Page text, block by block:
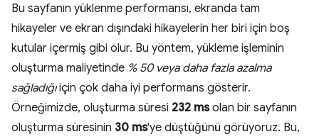
Bu sayfanın yüklenme performansı, ekranda tam
hikayeler ve ekran dışındaki hikayelerin her biri için boş
kutular içermiş gibi olur. Bu yöntem, yükleme işleminin
oluşturma maliyetinde % 50 veya daha fazla azalma
sağladığıiçin çok daha iyi performans gösterir.
Örneğimizde, oluşturma süresi 232 msolan bir sayfanın
oluşturma süresinin 30 ms'ye düştüğünü görüyoruz. Bu,